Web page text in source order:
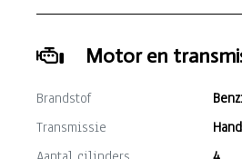
Motor en
Brandstof
Transmissie